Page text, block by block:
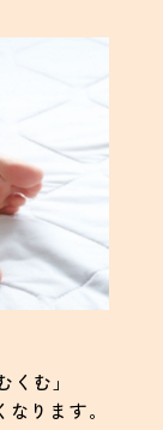
む」
ります。